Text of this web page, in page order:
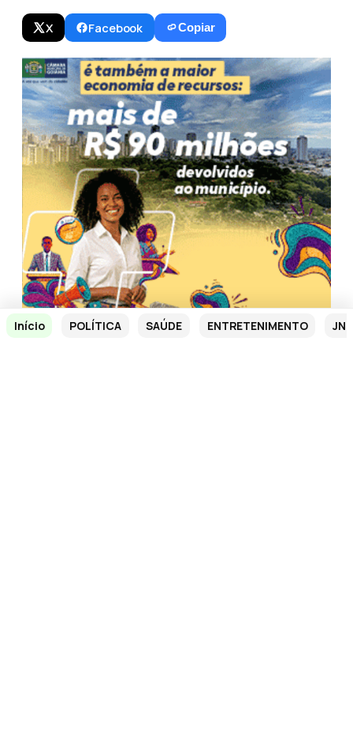
Início POLÍTICA SAÚDE ENTRETENIMENTO JN
X Facebook Copiar